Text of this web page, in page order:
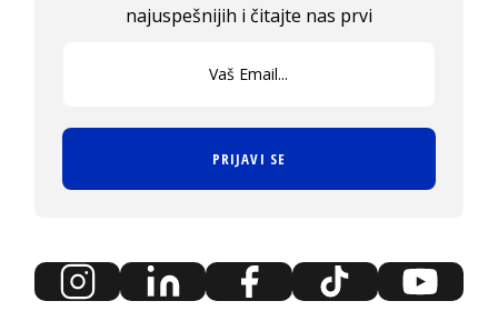
najuspešnijih i čitajte nas prvi
PRIJAVI SE